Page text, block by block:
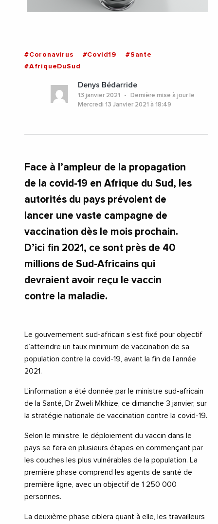
#Coronavirus #Covid19
#Sante
#AfriqueDuSud
Denys Bédarride
13 janvier 2021
Dernière mise à jour le
Mercredi 13 Janvier 2021 à 18:49
Face à l’ampleur de la propagation
de la covid-19 en Afrique du Sud, les
autorités du pays prévoient de
lancer une vaste campagne de
vaccination dès le mois prochain.
D’ici fin 2021, ce sont près de 40
millions de Sud-Africains qui
devraient avoir reçu le vaccin
contre la maladie.
Le gouvernement sud-africain s’est fixé pour objectif
d’atteindre un taux minimum de vaccination de sa
population contre la covid-19, avant la fin de l’année
2021.
L’information a été donnée par le ministre sud-africain
de la Santé, Dr Zweli Mkhize, ce dimanche 3 janvier, sur
la stratégie nationale de vaccination contre la covid-19.
Selon le ministre, le déploiement du vaccin dans le
pays se fera en plusieurs étapes en commençant par
les couches les plus vulnérables de la population. La
première phase comprend les agents de santé de
première ligne, avec un objectif de 1 250 000
personnes.
La deuxième phase ciblera quant à elle, les travailleurs